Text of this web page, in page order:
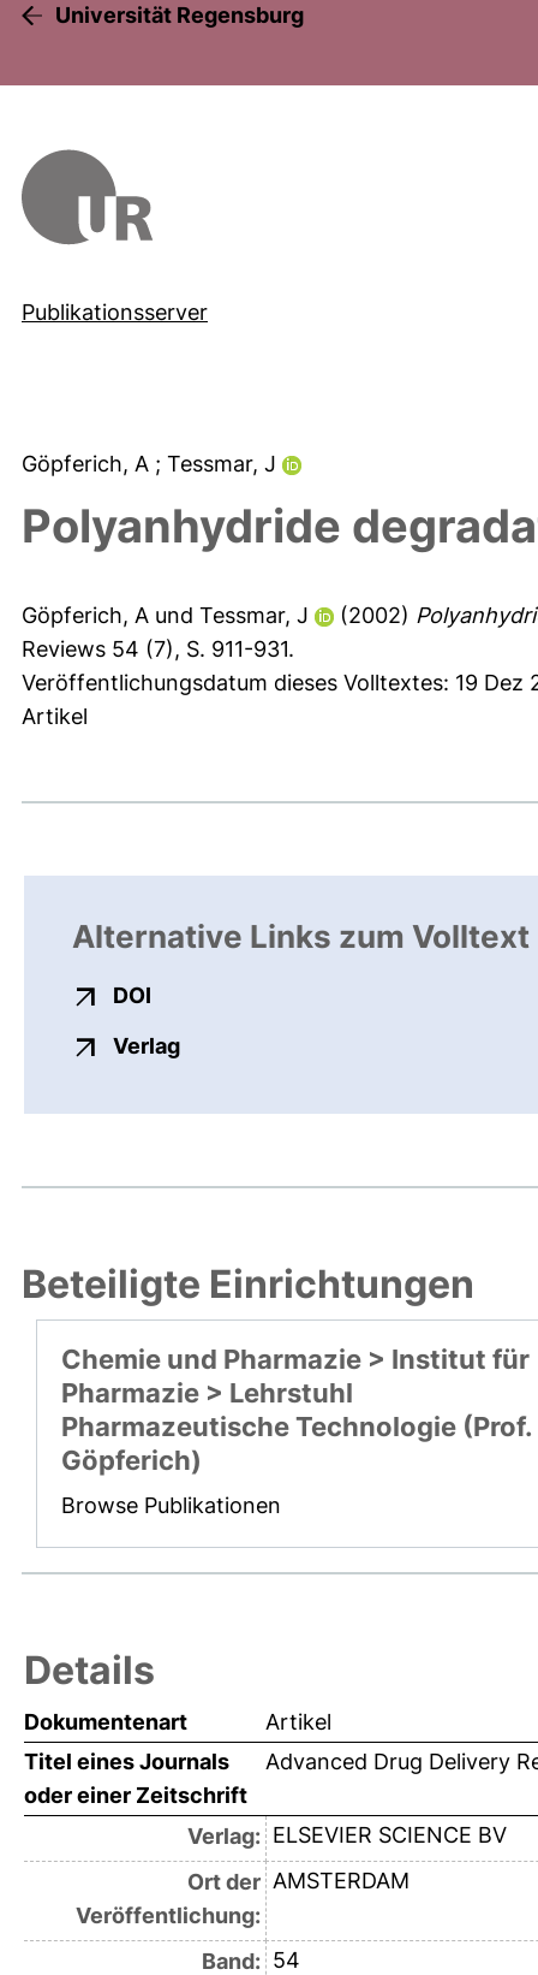
Universität Regensburg
Publikationsserver
Göpferich, A ; Tessmar, J
Polyanhydride
Göpferich, A und Tessmar, J (2002)
Reviews 54 (7), S. 911-931.
Veröffentlichungsdatum dieses Volltextes: 19 Dez
Artikel
Alternative Links zum Volltext
DOI
Verlagexterner Link, öffnet neues
Beteiligte Einrichtungen
Chemie und Pharmazie > Institut für
Pharmazie > Lehrstuhl
Pharmazeutische Technologie (Prof.
Göpferich)
Browse Publikationen
Details
Dokumentenart
Artikel
Titel eines Journals
oder einer Zeitschrift
Advanced Drug Delivery
Verlag: ELSEVIER SCIENCE BV
Ort der
Veröffentlichung:
AMSTERDAM
Band: 54